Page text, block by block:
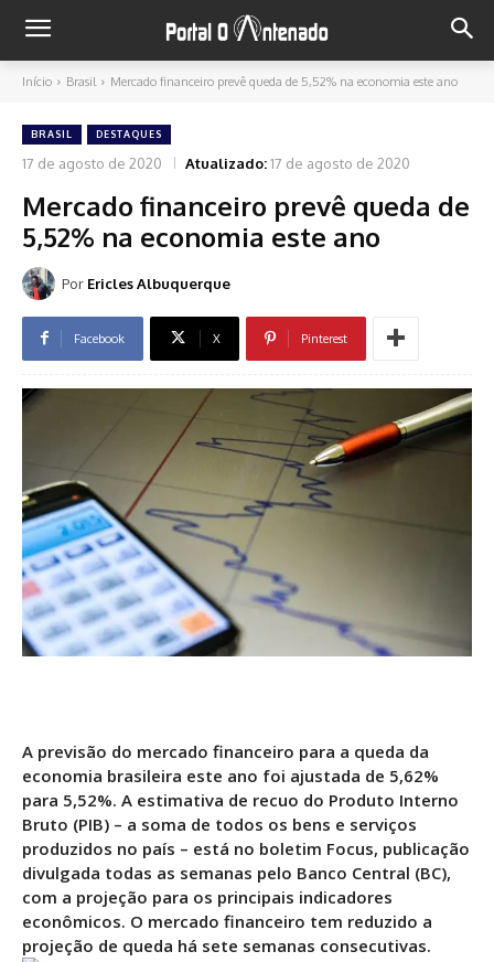
Início Brasil Mercado financeiro prevê queda de 5,52% na economia este ano
BRASIL DESTAQUES
17 de agosto de 2020 Atualizado:17 de agosto de 2020
Mercado financeiro prevê queda de
5,52% na economia este ano
Por Ericles Albuquerque
Facebook X Pinterest
A previsão do mercado financeiro para a queda da
economia brasileira este ano foi ajustada de 5,62%
para 5,52%. A estimativa de recuo do Produto Interno
Bruto (PIB) – a soma de todos os bens e serviços
produzidos no país – está no boletim Focus, publicação
divulgada todas as semanas pelo Banco Central (BC),
com a projeção para os principais indicadores
econômicos. O mercado financeiro tem reduzido a
projeção de queda há sete semanas consecutivas.